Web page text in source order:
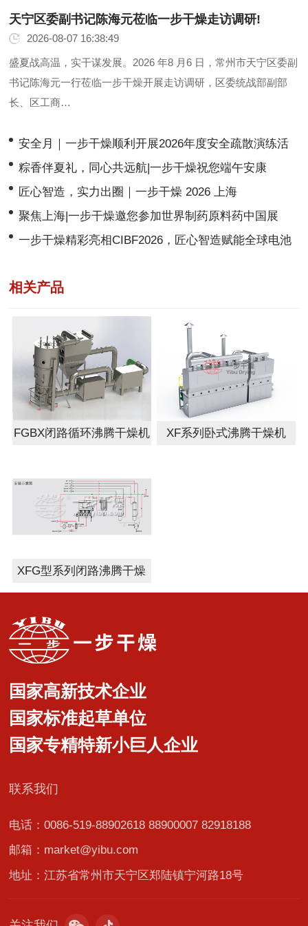
天宁区委副书记陈海元莅临一步干燥走访调研!
2026-08-07 16:38:49
盛夏战高温，实干谋发展。2026 年8 月6 日，常州市天宁区委副
书记陈海元一行莅临一步干燥开展走访调研，区委统战部副部
长、区工商…
安全月｜一步干燥顺利开展2026年度安全疏散演练活
粽香伴夏礼，同心共远航|一步干燥祝您端午安康
匠心智造，实力出圈｜一步干燥 2026 上海
聚焦上海|一步干燥邀您参加世界制药原料药中国展
CPHI & PMEC China 2026 ！
一步干燥精彩亮相CIBF2026，匠心智造赋能全球电池
相关产品
FGBX闭路循环沸腾干燥机 XF系列卧式沸腾干燥机
XFG型系列闭路沸腾干燥
（冷却）机
国家高新技术企业
国家标准起草单位
国家专精特新小巨人企业
联系我们
电话：0086-519-88902618 88900007 82918188
邮箱：market@yibu.com
地址：江苏省常州市天宁区郑陆镇宁河路18号